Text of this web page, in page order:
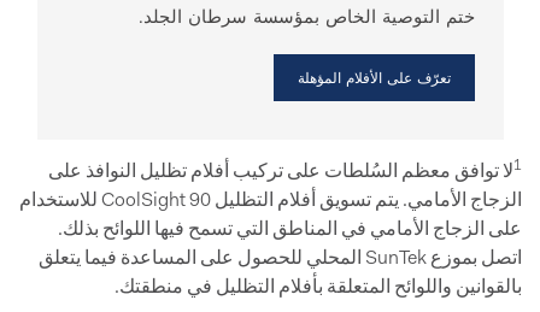
ختم التوصية الخاص بمؤسسة سرطان الجلد.
تعرّف على الأفلام المؤهلة
1لا توافق معظم السُلطات على تركيب أفلام تظليل النوافذ على
الزجاج الأمامي. يتم تسويق أفلام التظليل CoolSight 90 للاستخدام
على الزجاج الأمامي في المناطق التي تسمح فيها اللوائح بذلك.
اتصل بموزع SunTek المحلي للحصول على المساعدة فيما يتعلق
بالقوانين واللوائح المتعلقة بأفلام التظليل في منطقتك.